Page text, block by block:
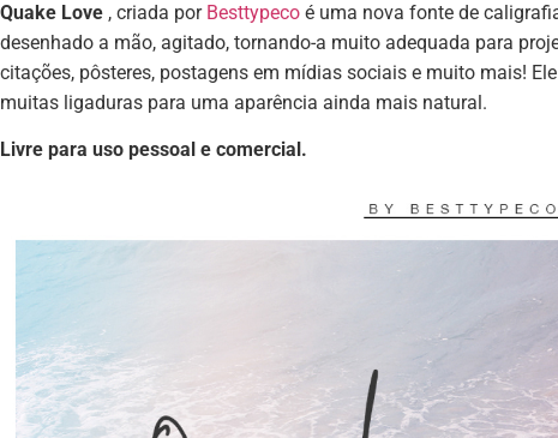
Quake Love , criada por Besttypeco é uma nova fonte de
desenhado a mão, agitado, tornando-a muito adequada para
citações, pôsteres, postagens em mídias sociais e muito mais!
muitas ligaduras para uma aparência ainda mais natural.
Livre para uso pessoal e comercial.